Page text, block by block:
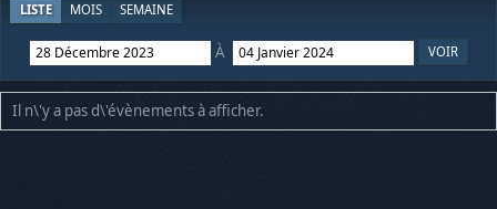
LISTE MOIS SEMAINE
À
Il n\'y a pas d\'évènements à afficher.